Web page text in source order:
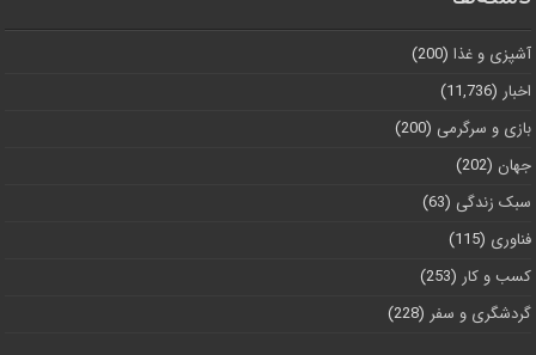
آشپزی و غذا (200)
اخبار (11,736)
بازی و سرگرمی (200)
جهان (202)
سبک زندگی (63)
فناوری (115)
کسب و کار (253)
گردشگری و سفر (228)